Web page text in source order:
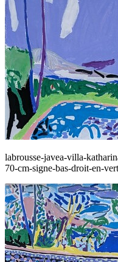
labrousse-javea-villa-
70-cm-signe-bas-droit-en-